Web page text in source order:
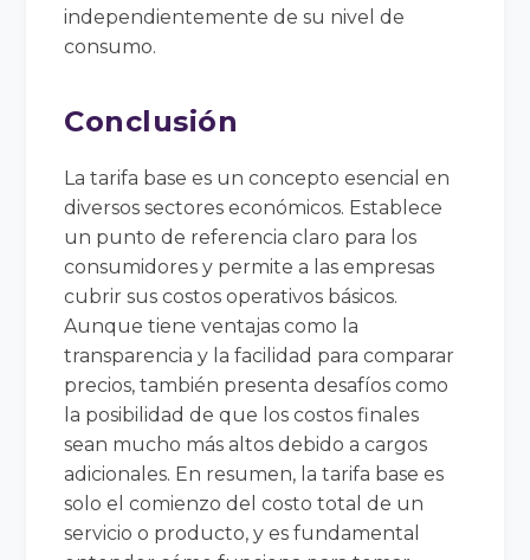
independientemente de su nivel de
consumo.
Conclusión
La tarifa base es un concepto esencial en
diversos sectores económicos. Establece
un punto de referencia claro para los
consumidores y permite a las empresas
cubrir sus costos operativos básicos.
Aunque tiene ventajas como la
transparencia y la facilidad para comparar
precios, también presenta desafíos como
la posibilidad de que los costos finales
sean mucho más altos debido a cargos
adicionales. En resumen, la tarifa base es
solo el comienzo del costo total de un
servicio o producto, y es fundamental